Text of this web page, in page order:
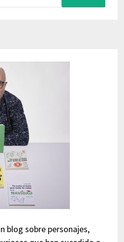
blog sobre personajes,